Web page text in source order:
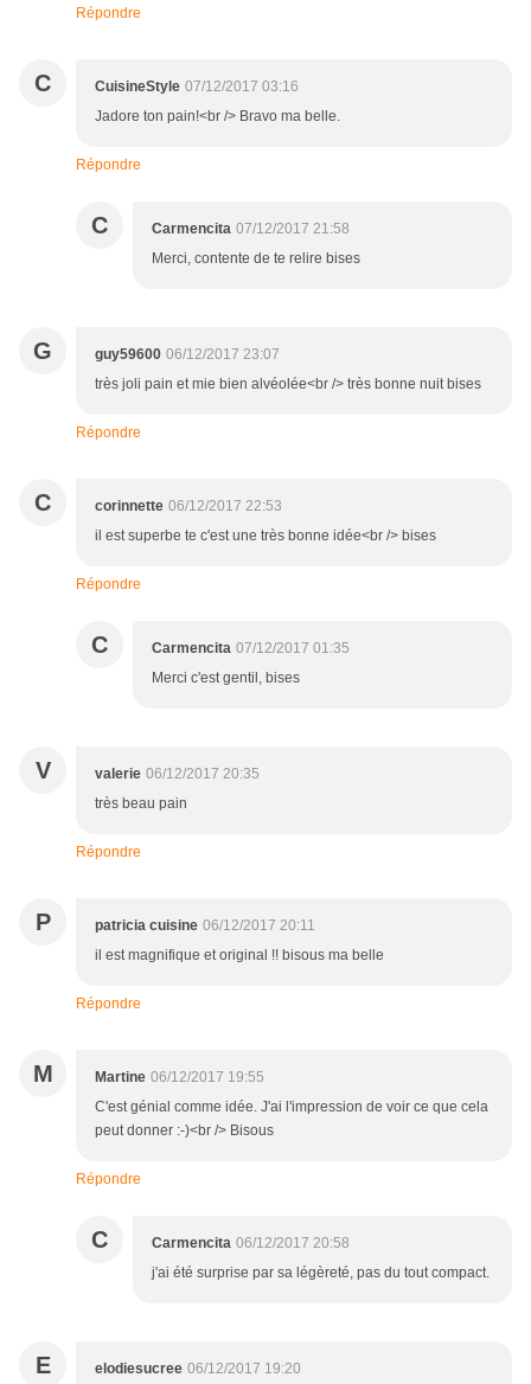
Répondre
C CuisineStyle 07/12/2017 03:16
Jadore ton pain!<br /> Bravo ma belle.
Répondre
C Carmencita 07/12/2017 21:58
Merci, contente de te relire bises
G guy59600 06/12/2017 23:07
très joli pain et mie bien alvéolée<br /> très bonne nuit bises
Répondre
C corinnette 06/12/2017 22:53
il est superbe te c'est une très bonne idée<br /> bises
Répondre
C Carmencita 07/12/2017 01:35
Merci c'est gentil, bises
V valerie 06/12/2017 20:35
très beau pain
Répondre
P patricia cuisine 06/12/2017 20:11
il est magnifique et original !! bisous ma belle
Répondre
M Martine 06/12/2017 19:55
C'est génial comme idée. J'ai l'impression de voir ce que cela
peut donner :-)<br /> Bisous
Répondre
C Carmencita 06/12/2017 20:58
j'ai été surprise par sa légèreté, pas du tout compact.
E elodiesucree 06/12/2017 19:20